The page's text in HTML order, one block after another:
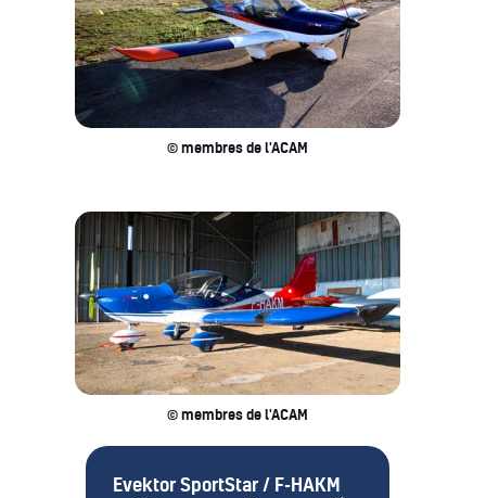
© membres de l'ACAM
© membres de l'ACAM
Evektor SportStar / F-HAKM